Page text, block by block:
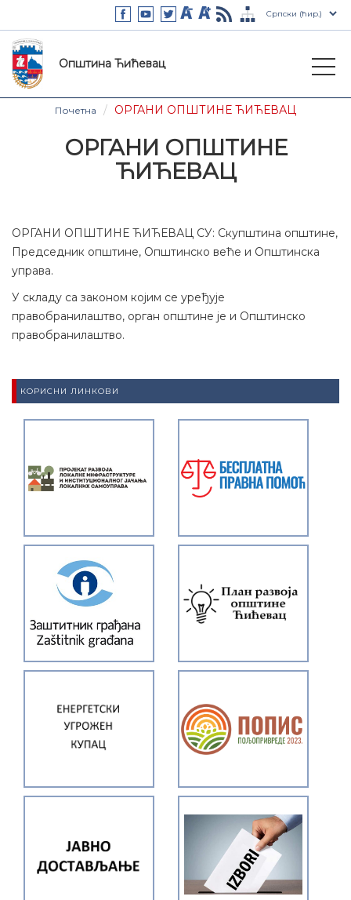
Општина Ћићевац
Почетна ОРГАНИ ОПШТИНЕ ЋИЋЕВАЦ
ОРГАНИ ОПШТИНЕ
ЋИЋЕВАЦ
ОРГАНИ ОПШТИНЕ ЋИЋЕВАЦ СУ: Скупштина општине,
Председник општине, Општинско веће и Општинска
управа.
У складу са законом којим се уређује
правобранилаштво, орган општине је и Општинско
правобранилаштво.
КОРИСНИ ЛИНКОВИ